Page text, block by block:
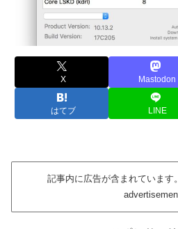
X Mastodon
はてブ LINE
記事内に広告が含まれています